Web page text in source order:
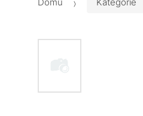
Domů Kategorie